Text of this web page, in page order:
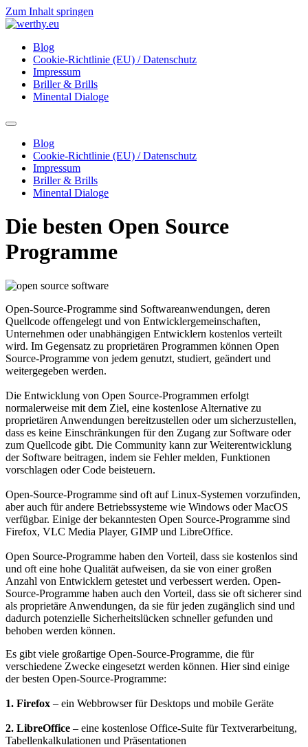
Zum Inhalt springen
Blog
Cookie-Richtlinie (EU) / Datenschutz
Impressum
Briller & Brills
Minental Dialoge
Blog
Cookie-Richtlinie (EU) / Datenschutz
Impressum
Briller & Brills
Minental Dialoge
Die besten Open Source
Programme
Open-Source-Programme sind Softwareanwendungen, deren
Quellcode offengelegt und von Entwicklergemeinschaften,
Unternehmen oder unabhängigen Entwicklern kostenlos verteilt
wird. Im Gegensatz zu proprietären Programmen können Open
Source-Programme von jedem genutzt, studiert, geändert und
weitergegeben werden.
Die Entwicklung von Open Source-Programmen erfolgt
normalerweise mit dem Ziel, eine kostenlose Alternative zu
proprietären Anwendungen bereitzustellen oder um sicherzustellen,
dass es keine Einschränkungen für den Zugang zur Software oder
zum Quellcode gibt. Die Community kann zur Weiterentwicklung
der Software beitragen, indem sie Fehler melden, Funktionen
vorschlagen oder Code beisteuern.
Open-Source-Programme sind oft auf Linux-Systemen vorzufinden,
aber auch für andere Betriebssysteme wie Windows oder MacOS
verfügbar. Einige der bekanntesten Open Source-Programme sind
Firefox, VLC Media Player, GIMP und LibreOffice.
Open Source-Programme haben den Vorteil, dass sie kostenlos sind
und oft eine hohe Qualität aufweisen, da sie von einer großen
Anzahl von Entwicklern getestet und verbessert werden. Open-
Source-Programme haben auch den Vorteil, dass sie oft sicherer sind
als proprietäre Anwendungen, da sie für jeden zugänglich sind und
dadurch potenzielle Sicherheitslücken schneller gefunden und
behoben werden können.
Es gibt viele großartige Open-Source-Programme, die für
verschiedene Zwecke eingesetzt werden können. Hier sind einige
der besten Open-Source-Programme:
1. Firefox – ein Webbrowser für Desktops und mobile Geräte
2. LibreOffice – eine kostenlose Office-Suite für Textverarbeitung,
Tabellenkalkulationen und Präsentationen